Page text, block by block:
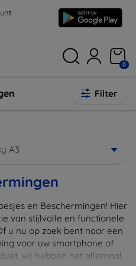
0
Filter
A3
en Beschermingen! Hier
van stijlvolle en functionele
u nu op zoek bent naar een
voor uw smartphone of
wij hebben het allemaal.